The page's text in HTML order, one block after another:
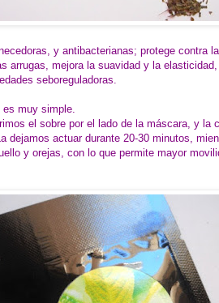
y antibacterianas; protege contra
arrugas, mejora la suavidad y la
seboreguladoras.
es muy simple.
el sobre por el lado de la máscara, y la
dejamos actuar durante 20-30 minutos,
y orejas, con lo que permite mayor